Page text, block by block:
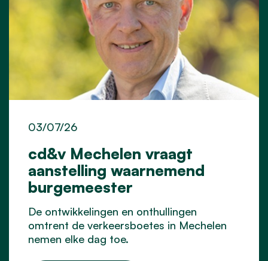
cd&v Mechelen vraagt
aanstelling waarnemend
burgemeester
03/07/26
De ontwikkelingen en onthullingen
omtrent de verkeersboetes in Mechelen
nemen elke dag toe.